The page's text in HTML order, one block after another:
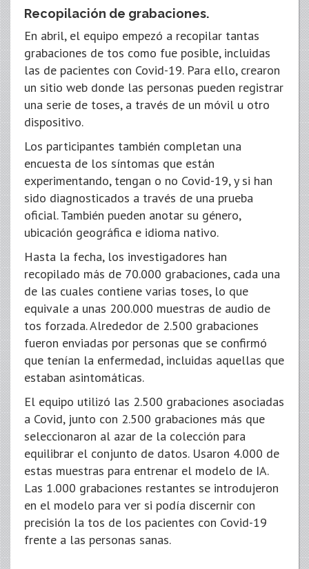
Recopilación de grabaciones.
En abril, el equipo empezó a recopilar tantas
grabaciones de tos como fue posible, incluidas
las de pacientes con Covid-19. Para ello, crearon
un sitio web donde las personas pueden registrar
una serie de toses, a través de un móvil u otro
dispositivo.
Los participantes también completan una
encuesta de los síntomas que están
experimentando, tengan o no Covid-19, y si han
sido diagnosticados a través de una prueba
oficial. También pueden anotar su género,
ubicación geográfica e idioma nativo.
Hasta la fecha, los investigadores han
recopilado más de 70.000 grabaciones, cada una
de las cuales contiene varias toses, lo que
equivale a unas 200.000 muestras de audio de
tos forzada. Alrededor de 2.500 grabaciones
fueron enviadas por personas que se confirmó
que tenían la enfermedad, incluidas aquellas que
estaban asintomáticas.
El equipo utilizó las 2.500 grabaciones asociadas
a Covid, junto con 2.500 grabaciones más que
seleccionaron al azar de la colección para
equilibrar el conjunto de datos. Usaron 4.000 de
estas muestras para entrenar el modelo de IA.
Las 1.000 grabaciones restantes se introdujeron
en el modelo para ver si podía discernir con
precisión la tos de los pacientes con Covid-19
frente a las personas sanas.